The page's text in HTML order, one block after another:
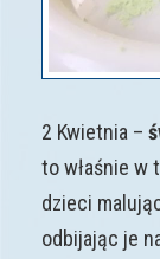
2 Kwietnia –
to właśnie w
dzieci
odbijając je